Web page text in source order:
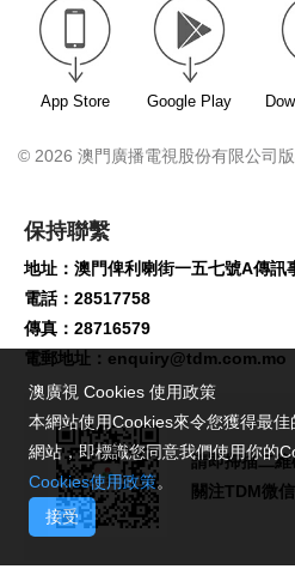
App Store Google Play
© 2026 澳門廣播電視股份有限公司
保持聯繫
地址：澳門俾利喇街一五七號A傳訊
電話：28517758
傳真：28716579
電郵地址： enquiry@tdm.com.mo
請即掃描二維
關注TDM微
澳廣視 Cookies 使用政策
本網站使用Cookies來令您獲得最
網站，即標識您同意我們使用你的
Cookies使用政策。
接受